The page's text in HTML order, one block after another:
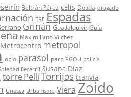
Beltrán Pérez celis Deuda dragado
ERE Espadas
Griñán Guadalquivir Guía
Maximiliano Vílchez
Metrocentro metropol
ocio parasol paro PGOU policía
Becerril Susana Díaz
torre Pelli Torrijos tranvía
Unesco Urbanismo Viera Zoido